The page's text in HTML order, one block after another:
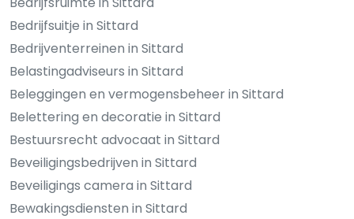
Bedrijfsuitje in Sittard
Bedrijventerreinen in Sittard
Belastingadviseurs in Sittard
Beleggingen en vermogensbeheer in Sittard
Belettering en decoratie in Sittard
Bestuursrecht advocaat in Sittard
Beveiligingsbedrijven in Sittard
Beveiligings camera in Sittard
Bewakingsdiensten in Sittard